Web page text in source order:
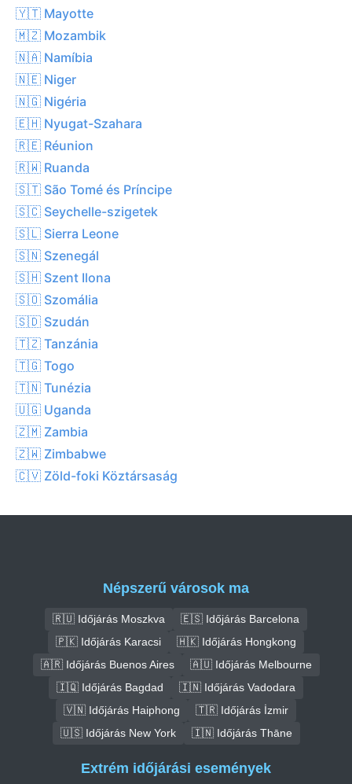
🇾🇹 Mayotte
🇲🇿 Mozambik
🇳🇦 Namíbia
🇳🇪 Niger
🇳🇬 Nigéria
🇪🇭 Nyugat-Szahara
🇷🇪 Réunion
🇷🇼 Ruanda
🇸🇹 São Tomé és Príncipe
🇸🇨 Seychelle-szigetek
🇸🇱 Sierra Leone
🇸🇳 Szenegál
🇸🇭 Szent Ilona
🇸🇴 Szomália
🇸🇩 Szudán
🇹🇿 Tanzánia
🇹🇬 Togo
🇹🇳 Tunézia
🇺🇬 Uganda
🇿🇲 Zambia
🇿🇼 Zimbabwe
🇨🇻 Zöld-foki Köztársaság
Népszerű városok ma
🇷🇺 Időjárás Moszkva
🇪🇸 Időjárás Barcelona
🇵🇰 Időjárás Karacsi
🇭🇰 Időjárás Hongkong
🇦🇷 Időjárás Buenos Aires
🇦🇺 Időjárás Melbourne
🇮🇶 Időjárás Bagdad
🇮🇳 Időjárás Vadodara
🇻🇳 Időjárás Haiphong
🇹🇷 Időjárás İzmir
🇺🇸 Időjárás New York
🇮🇳 Időjárás Thāne
Extrém időjárási események